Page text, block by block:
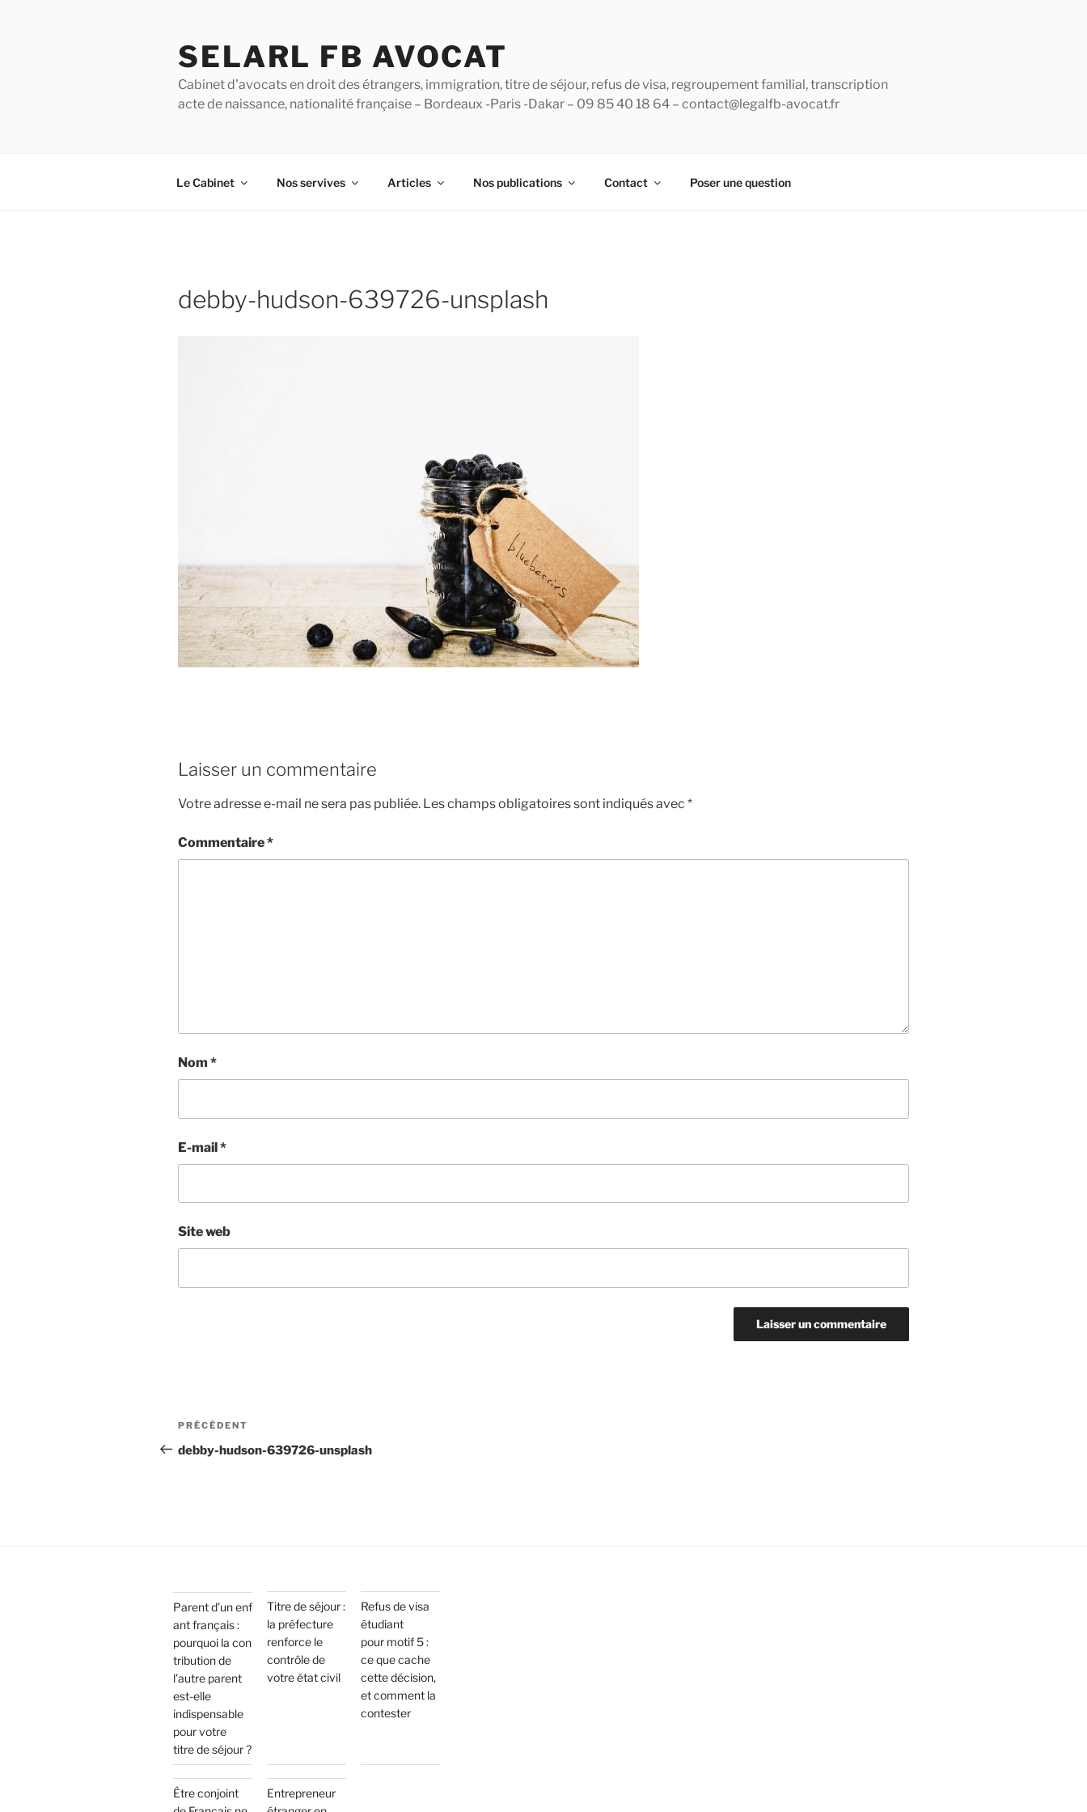
SELARL FB AVOCAT
Cabinet d'avocats en droit des étrangers, immigration, titre de séjour, refus de visa, regroupement familial, transcription
acte de naissance, nationalité française – Bordeaux -Paris -Dakar – 09 85 40 18 64 – contact@legalfb-avocat.fr
Le Cabinet Nos servives Articles Nos publications Contact Poser une question
debby-hudson-639726-unsplash
Laisser un commentaire
Votre adresse e-mail ne sera pas publiée. Les champs obligatoires sont indiqués avec *
Commentaire*
Nom *
E-mail*
Site web
PRÉCÉDENT
debby-hudson-639726-unsplash
Parent d’un enf
ant français :
pourquoi la con
tribution de
l’autre parent
est-elle
indispensable
pour votre
titre de séjour ?
Titre de séjour :
la préfecture
renforce le
contrôle de
votre état civil
Refus de visa
étudiant
pour motif 5 :
ce que cache
cette décision,
et comment la
contester
Être conjoint
Entrepreneur